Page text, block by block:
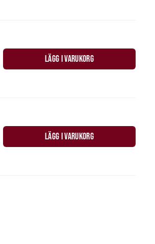
LÄGG I VARUKORG
LÄGG I VARUKORG